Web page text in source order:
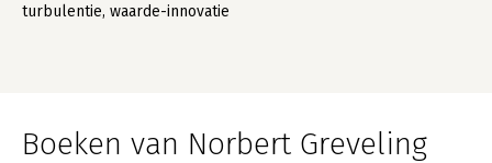
turbulentie, waarde-innovatie
Boeken van Norbert Greveling